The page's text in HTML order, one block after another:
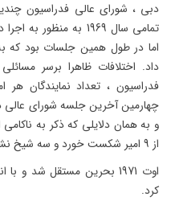
تمامی سال 1969 به
اما در طول همین جلسات بود که
داد. اختلافات ظاهرا برسر
فدراسیون ، تعداد نمایندگان
و به همان دلایلی که ذکر به
از 9 امیر شکست خورد و سه شیخ نشین به شرح زیر مستقل شدند:
کرد.